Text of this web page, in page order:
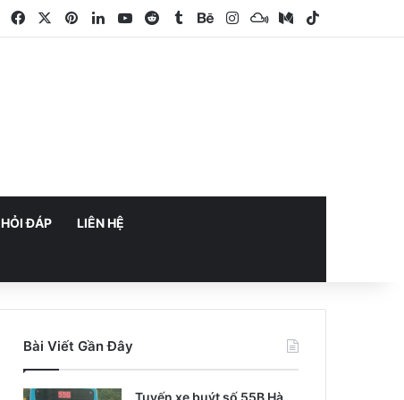
FacebookPinterestLinkedIn
YouTube
RedditTumblrBehance
InstagramMixcloud
Medium
HỎI ĐÁP LIÊN HỆ
Bài Viết Gần Đây
Tuyến xe buýt số 55B Hà